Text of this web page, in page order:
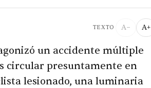
TEXTO A− A+
un accidente múltiple
circular presuntamente en
lesionado, una luminaria